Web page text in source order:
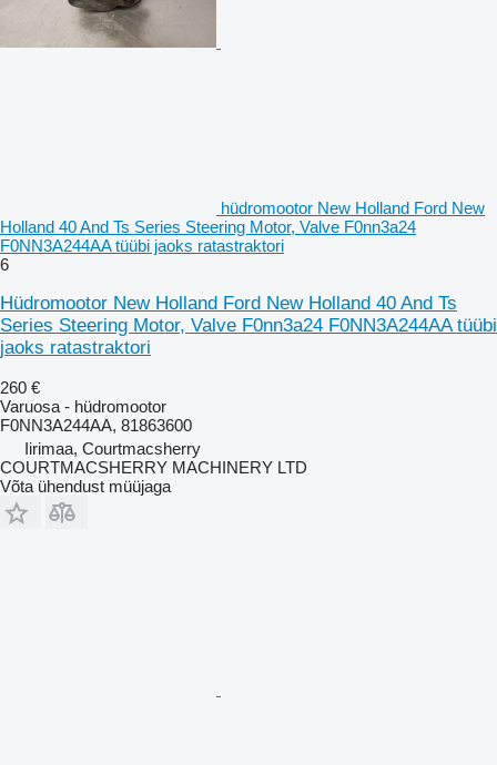
hüdromootor New Holland Ford New
Holland 40 And Ts Series Steering Motor, Valve F0nn3a24
F0NN3A244AA tüübi jaoks ratastraktori
6
Hüdromootor New Holland Ford New Holland 40 And Ts
Series Steering Motor, Valve F0nn3a24 F0NN3A244AA tüübi
jaoks ratastraktori
260 €
Varuosa - hüdromootor
F0NN3A244AA, 81863600
Iirimaa, Courtmacsherry
COURTMACSHERRY MACHINERY LTD
Võta ühendust müüjaga